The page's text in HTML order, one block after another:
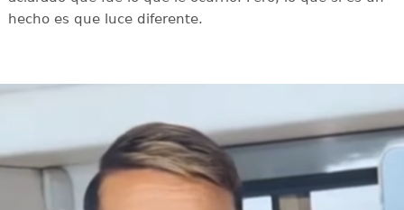
hecho es que luce diferente.